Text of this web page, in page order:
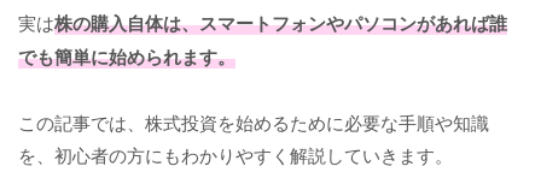
実は株の購入自体は、スマートフォンやパソコンがあれば誰
でも簡単に始められます。
この記事では、株式投資を始めるために必要な手順や知識
を、初心者の方にもわかりやすく解説していきます。